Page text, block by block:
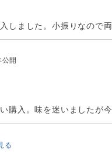
しました。小振りなので
公開
購入。味を迷いましたが
る